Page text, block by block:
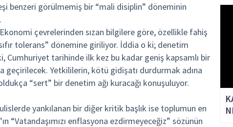
benzeri görülmemiş bir “mali disiplin” döneminin
çevrelerinden sızan bilgilere göre, özellikle fahiş
tolerans” dönemine giriliyor. İddia o ki; denetim
Cumhuriyet tarihinde ilk kez bu kadar geniş kapsamlı bir
Yetkililerin, kötü gidişatı durdurmak adına
“sert” bir denetim ağı kuracağı konuşuluyor.
yankılanan bir diğer kritik başlık ise toplumun en
“Vatandaşımızı enflasyona ezdirmeyeceğiz” sözünün